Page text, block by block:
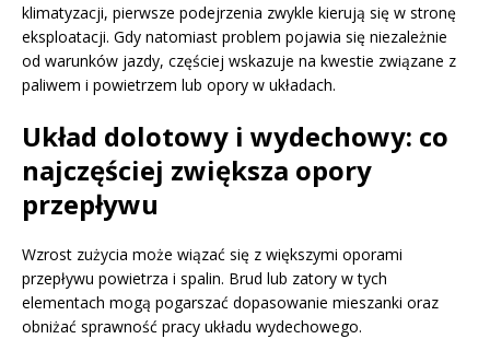
klimatyzacji, pierwsze podejrzenia zwykle kierują się w stronę
eksploatacji. Gdy natomiast problem pojawia się niezależnie
od warunków jazdy, częściej wskazuje na kwestie związane z
paliwem i powietrzem lub opory w układach.
Układ dolotowy i wydechowy: co
najczęściej zwiększa opory
przepływu
Wzrost zużycia może wiązać się z większymi oporami
przepływu powietrza i spalin. Brud lub zatory w tych
elementach mogą pogarszać dopasowanie mieszanki oraz
obniżać sprawność pracy układu wydechowego.